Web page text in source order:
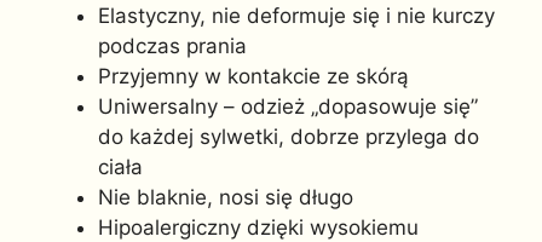
Elastyczny, nie deformuje się i nie kurczy
podczas prania
Przyjemny w kontakcie ze skórą
Uniwersalny – odzież „dopasowuje się”
do każdej sylwetki, dobrze przylega do
ciała
Nie blaknie, nosi się długo
Hipoalergiczny dzięki wysokiemu